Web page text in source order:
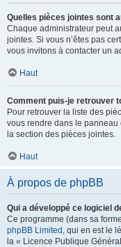
Quelles pièces jointes sont
Chaque administrateur peut
jointes. Si vous n’êtes pas
vous invitons à contacter un
Haut
Comment puis-je retrouver
Pour retrouver la liste des
vous rendre dans le panneau
la section des pièces jointes.
Haut
À propos de phpBB
Qui a développé ce logiciel
Ce programme (dans sa
phpBB Limited , qui en est le
la « Licence Publique